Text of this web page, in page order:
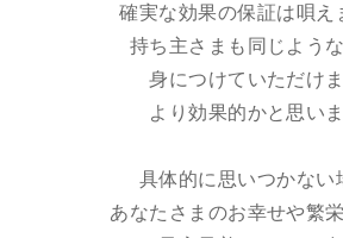
確実な効果の保証は唄え
持ち主さまも同じよう
身につけていただけ
より効果的かと思い
具体的に思いつかない
あなたさまのお幸せや繁